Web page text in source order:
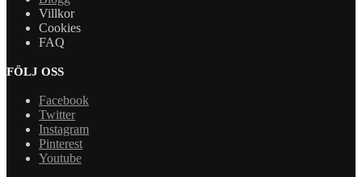
Villkor
Cookies
FAQ
FÖLJ OSS
Facebook
Twitter
Instagram
Pinterest
Youtube